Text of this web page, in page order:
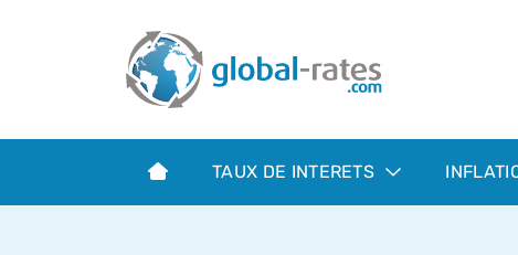
TAUX DE INTERETS
Term SOFR
Qu'est-ce que l'inflation IPC?
Qu'est-ce que l'inflation IPCH?
Taux Euribor historiques
Taux ESTER historiques
Calculateur d’inflation